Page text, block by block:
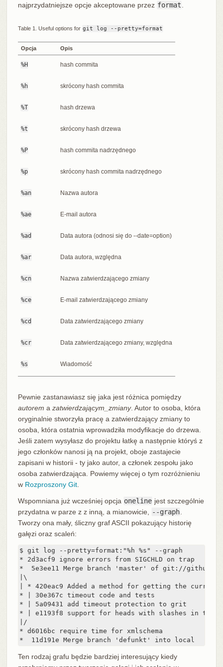
najprzydatniejsze opcje akceptowane przez format
Table 1. Useful options for git log --pretty=format
Opcja Opis
%H hash commita
%h skrócony hash commita
%T hash drzewa
%t skrócony hash drzewa
%P hash commita nadrzędnego
%p skrócony hash commita nadrzędnego
%an Nazwa autora
%ae E-mail autora
%ad Data autora (odnosi się do --date=option)
%ar Data autora, względna
%cn Nazwa zatwierdzającego zmiany
%ce E-mail zatwierdzającego zmiany
%cd Data zatwierdzającego zmiany
%cr Data zatwierdzającego zmiany, względna
%s Wiadomość
Pewnie zastanawiasz się jaka jest różnica pomiędzy
autorem a zatwierdzającym_zmiany. Autor to osoba, która
oryginalnie stworzyła pracę a zatwierdzający zmiany to
osoba, która ostatnia wprowadziła modyfikacje do drzewa.
Jeśli zatem wysyłasz do projektu łatkę a następnie któryś z
jego członków nanosi ją na projekt, oboje zastajecie
zapisani w historii - ty jako autor, a członek zespołu jako
osoba zatwierdzająca. Powiemy więcej o tym rozróżnieniu
w Rozproszony Git.
Wspomniana już wcześniej opcja oneline jest szczególnie
przydatna w parze z z inną, a mianowicie,
--graph
Tworzy ona mały, śliczny graf ASCII pokazujący historię
gałęzi oraz scaleń:
$ git log --pretty=format:"%h %s" --graph
* 2d3acf9 ignore errors from SIGCHLD on trap
*  5e3ee11 Merge branch 'master' of git://
|\
| * 420eac9 Added a method for getting the current
* | 30e367c timeout code and tests
* | 5a09431 add timeout protection to grit
* | e1193f8 support for heads with slashes in them
|/
* d6016bc require time for xmlschema
*  11d191e Merge branch 'defunkt' into local
Ten rodzaj grafu będzie bardziej interesujący kiedy